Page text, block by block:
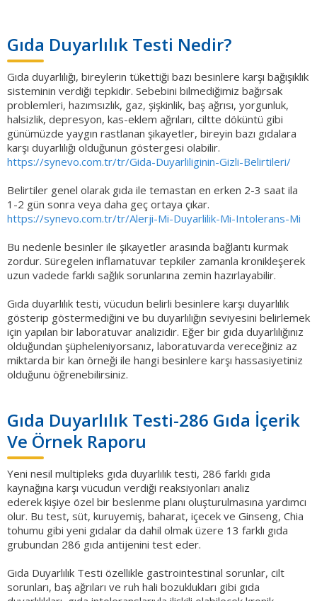
Gıda Duyarlılık Testi Nedir?
Gıda duyarlılığı, bireylerin tükettiği bazı besinlere karşı bağışıklık
sisteminin verdiği tepkidir. Sebebini bilmediğimiz bağırsak
problemleri, hazımsızlık, gaz, şişkinlik, baş ağrısı, yorgunluk,
halsizlik, depresyon, kas-eklem ağrıları, ciltte döküntü gibi
günümüzde yaygın rastlanan şikayetler, bireyin bazı gıdalara
karşı duyarlılığı olduğunun göstergesi olabilir.
https://synevo.com.tr/tr/Gida-Duyarliliginin-Gizli-Belirtileri/
Belirtiler genel olarak gıda ile temastan en erken 2-3 saat ila
1-2 gün sonra veya daha geç ortaya çıkar.
https://synevo.com.tr/tr/Alerji-Mi-Duyarlilik-Mi-Intolerans-Mi
Bu nedenle besinler ile şikayetler arasında bağlantı kurmak
zordur. Süregelen inflamatuvar tepkiler zamanla kronikleşerek
uzun vadede farklı sağlık sorunlarına zemin hazırlayabilir.
Gıda duyarlılık testi, vücudun belirli besinlere karşı duyarlılık
gösterip göstermediğini ve bu duyarlılığın seviyesini belirlemek
için yapılan bir laboratuvar analizidir. Eğer bir gıda duyarlılığınız
olduğundan şüpheleniyorsanız, laboratuvarda vereceğiniz az
miktarda bir kan örneği ile hangi besinlere karşı hassasiyetiniz
olduğunu öğrenebilirsiniz.
Gıda Duyarlılık Testi-286 Gıda İçerik
Ve Örnek Raporu
Yeni nesil multipleks gıda duyarlılık testi, 286 farklı gıda
kaynağına karşı vücudun verdiği reaksiyonları analiz
ederek kişiye özel bir beslenme planı oluşturulmasına yardımcı
olur. Bu test, süt, kuruyemiş, baharat, içecek ve Ginseng, Chia
tohumu gibi yeni gıdalar da dahil olmak üzere 13 farklı gıda
grubundan 286 gıda antijenini test eder.
Gıda Duyarlılık Testi özellikle gastrointestinal sorunlar, cilt
sorunları, baş ağrıları ve ruh hali bozuklukları gibi gıda